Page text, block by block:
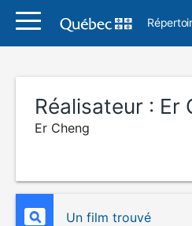
Réalisateur : Er
Er Cheng
Un film trouvé